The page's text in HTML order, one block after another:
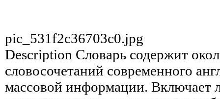
pic_531f2c36703c0.jpg
Description Словарь содержит
словосочетаний современного
массовой информации. Включает